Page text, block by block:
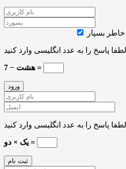
خاطر بسپار
هشت − 7 =
یک × دو =